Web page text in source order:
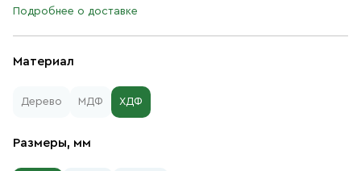
Материал
Дерево МДФ ХДФ
Размеры, мм
Подробнее о доставке